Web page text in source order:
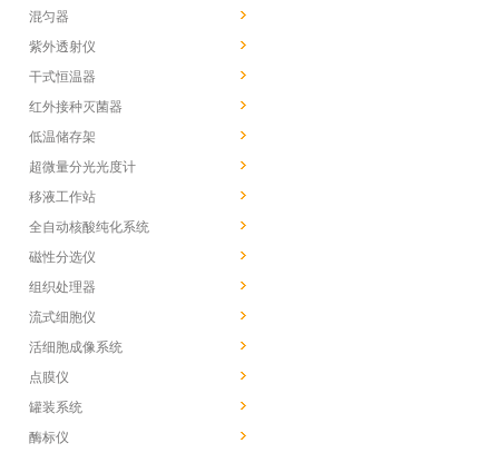
混匀器
紫外透射仪
干式恒温器
红外接种灭菌器
低温储存架
超微量分光光度计
移液工作站
全自动核酸纯化系统
磁性分选仪
组织处理器
流式细胞仪
活细胞成像系统
点膜仪
罐装系统
酶标仪